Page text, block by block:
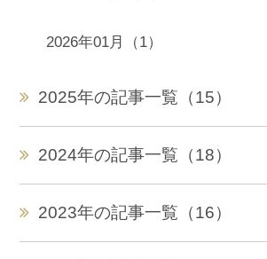
2026年01月（1）
2025年の記事一覧（15）
2024年の記事一覧（18）
2023年の記事一覧（16）